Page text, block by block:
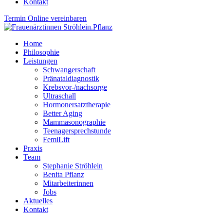
Kontakt
Termin Online vereinbaren
Home
Philosophie
Leistungen
Schwangerschaft
Pränataldiagnostik
Krebsvor-/nachsorge
Ultraschall
Hormonersatztherapie
Better Aging
Mammasonographie
Teenagersprechstunde
FemiLift
Praxis
Team
Stephanie Ströhlein
Benita Pflanz
Mitarbeiterinnen
Jobs
Aktuelles
Kontakt